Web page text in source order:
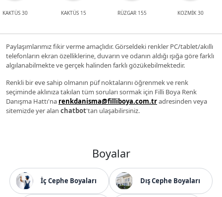
KAKTÜS 30 KAKTÜS 15 RÜZGAR 155 KOZMİK 30
Paylaşımlarımız fikir verme amaçlıdır. Görseldeki renkler PC/tablet/akıllı
telefonların ekran özelliklerine, duvarın ve odanın aldığı ışığa göre farklı
algılanabilmekte ve gerçek halinden farklı gözükebilmektedir.
Renkli bir eve sahip olmanın püf noktalarını öğrenmek ve renk
seçiminde aklınıza takılan tüm soruları sormak için Filli Boya Renk
Danışma Hattı'na renkdanisma@filliboya.com.tradresinden veya
sitemizde yer alan chatbot'tan ulaşabilirsiniz.
Boyalar
İç Cephe Boyaları Dış Cephe Boyaları